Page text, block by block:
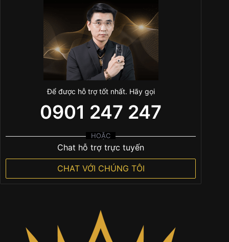
Để được hỗ trợ tốt nhất. Hãy gọi
0901 247 247
HOẶC
Chat hỗ trợ trực tuyến
CHAT VỚI CHÚNG TÔI